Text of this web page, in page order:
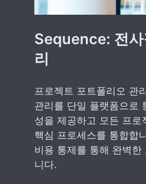
Sequence: 전사
리
프로젝트 포트폴리오 관
관리를 단일 플랫폼으로
성을 제공하고 모든 프로
핵심 프로세스를 통합합
비용 통제를 통해 완벽
니다.